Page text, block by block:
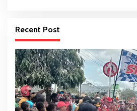
Recent Post